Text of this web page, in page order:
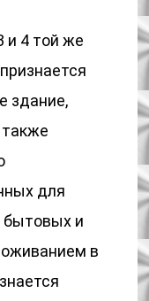
и 4 той же
здание,
также
для
бытовых и
в